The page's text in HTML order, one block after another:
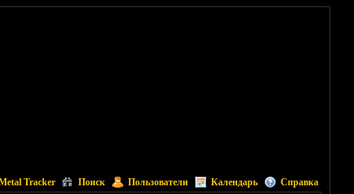
Tracker Поиск Пользователи Календарь Справка